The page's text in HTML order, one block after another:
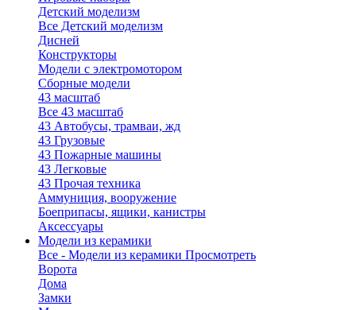
Детский моделизм
Все Детский моделизм
Дисней
Конструкторы
Модели с электромотором
Сборные модели
43 масштаб
Все 43 масштаб
43 Автобусы, трамваи, жд
43 Грузовые
43 Пожарные машины
43 Легковые
43 Прочая техника
Аммуниция, вооружение
Боеприпасы, ящики, канистры
Аксессуары
Модели из керамики
Все - Модели из керамики Просмотреть
Ворота
Дома
Замки